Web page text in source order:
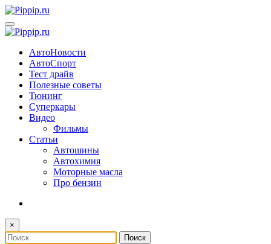
Перейти
к
содержимому
АвтоНовости
АвтоСпорт
Тест драйв
Полезные советы
Тюнинг
Суперкары
Видео
Фильмы
Статьи
Автошины
Автохимия
Моторные масла
Про бензин
×